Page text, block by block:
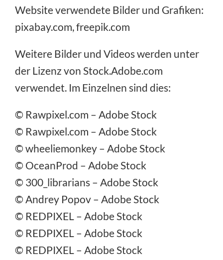
Website verwendete Bilder und Grafiken:
pixabay.com,freepik.com
Weitere Bilder und Videos werden unter
der Lizenz von Stock.Adobe.com
verwendet. Im Einzelnen sind dies:
© Rawpixel.com – Adobe Stock
© Rawpixel.com – Adobe Stock
© wheeliemonkey– Adobe Stock
© OceanProd – Adobe Stock
© 300_librarians– Adobe Stock
© Andrey Popov– Adobe Stock
© REDPIXEL– Adobe Stock
© REDPIXEL– Adobe Stock
© REDPIXEL– Adobe Stock